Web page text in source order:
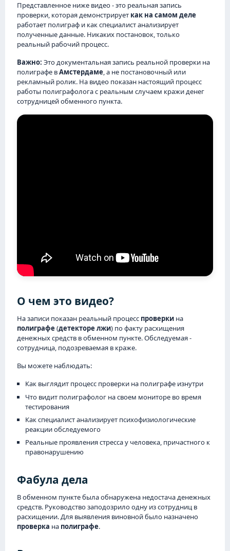
Представленное ниже видео - это реальная запись
проверки, которая демонстрирует как на самом деле
работает полиграф и как специалист анализирует
полученные данные. Никаких постановок, только
реальный рабочий процесс.
Важно: Это документальная запись реальной проверки на
полиграфе вАмстердаме, а не постановочный или
рекламный ролик. На видео показан настоящий процесс
работы полиграфолога с реальным случаем кражи денег
сотрудницей обменного пункта.
О чем это видео?
На записи показан реальный процесс проверки на
полиграфе (детекторе лжи) по факту расхищения
денежных средств в обменном пункте. Обследуемая -
сотрудница, подозреваемая в краже.
Вы можете наблюдать:
Как выглядит процесс проверки на полиграфе изнутри
Что видит полиграфолог на своем мониторе во время
тестирования
Как специалист анализирует психофизиологические
реакции обследуемого
Реальные проявления стресса у человека, причастного к
правонарушению
Фабула дела
В обменном пункте была обнаружена недостача денежных
средств. Руководство заподозрило одну из сотрудниц в
расхищении. Для выявления виновной было назначено
проверка на полиграфе.